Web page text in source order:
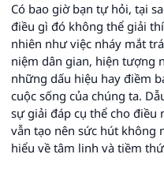
Có bao giờ bạn tự hỏi, tại
điều gì đó không thể giải
nhiên như việc nháy mắt
niệm dân gian, hiện tượng
những dấu hiệu hay điềm
cuộc sống của chúng ta.
sự giải đáp cụ thể cho điều
vẫn tạo nên sức hút không
hiểu về tâm linh và tiềm